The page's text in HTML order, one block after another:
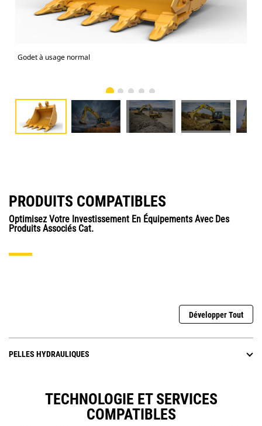
Godet à usage normal
PRODUITS COMPATIBLES
Optimisez Votre Investissement En Équipements Avec Des
Produits Associés Cat.
Développer Tout
PELLES HYDRAULIQUES
TECHNOLOGIE ET SERVICES
COMPATIBLES